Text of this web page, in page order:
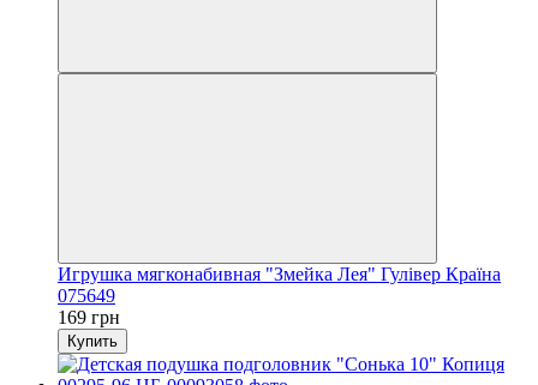
Игрушка мягконабивная "Змейка Лея" Гулівер Країна
075649
169 грн
Купить